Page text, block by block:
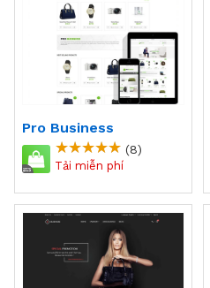
Pro Business
(8)